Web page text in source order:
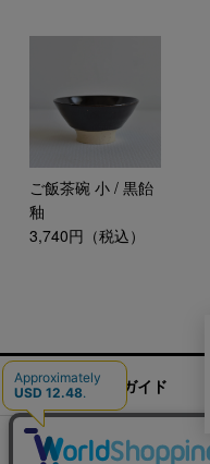
ご飯茶碗 小 / 黒飴
釉
3,740円（税込）
ご利用ガイド
運営会社